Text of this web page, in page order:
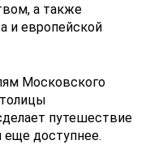
а также
и европейской
Московского
путешествие
еще доступнее.